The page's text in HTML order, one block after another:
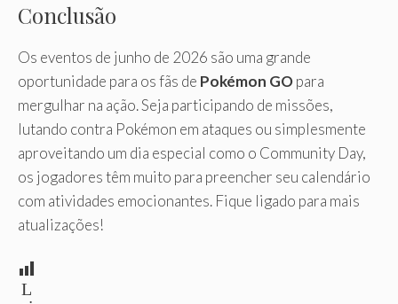
Conclusão
Os eventos de junho de 2026 são uma grande
oportunidade para os fãs de Pokémon GOpara
mergulhar na ação. Seja participando de missões,
lutando contra Pokémon em ataques ou simplesmente
aproveitando um dia especial como o Community Day,
os jogadores têm muito para preencher seu calendário
com atividades emocionantes. Fique ligado para mais
atualizações!
L